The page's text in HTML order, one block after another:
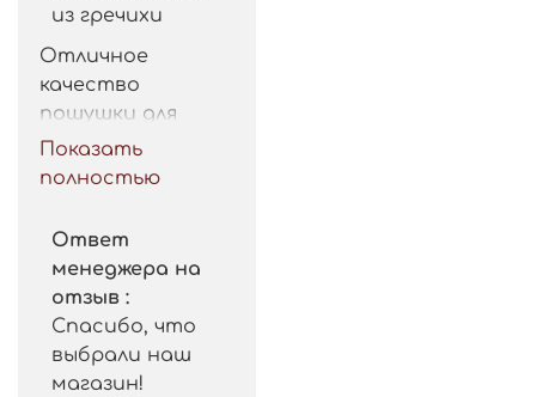
из гречихи
Отличное
качество
пошушки для
такой цены.
Рекомендую.
Показать
полностью
Ответ
менеджера на
отзыв :
Спасибо, что
выбрали наш
магазин!